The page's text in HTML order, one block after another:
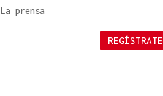
La prensa
REGÍSTRATE